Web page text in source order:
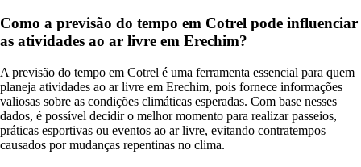
Como a previsão do tempo em Cotrel pode influenciar
as atividades ao ar livre em Erechim?
A previsão do tempo em Cotrel é uma ferramenta essencial para quem
planeja atividades ao ar livre em Erechim, pois fornece informações
valiosas sobre as condições climáticas esperadas. Com base nesses
dados, é possível decidir o melhor momento para realizar passeios,
práticas esportivas ou eventos ao ar livre, evitando contratempos
causados por mudanças repentinas no clima.